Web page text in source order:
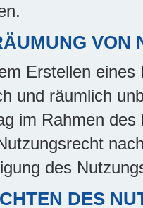
VON
Erstellen
und räumlich
im Rahmen
des
DES